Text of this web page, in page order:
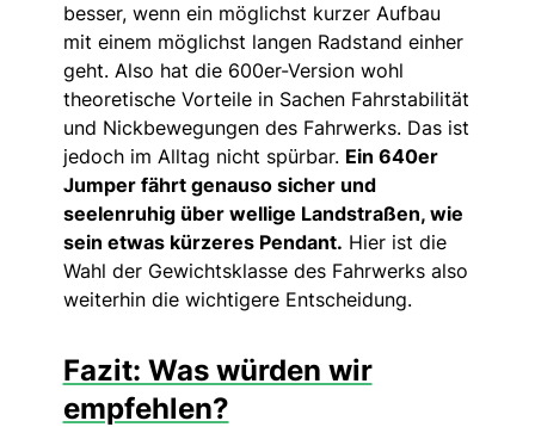
besser, wenn ein möglichst kurzer Aufbau
mit einem möglichst langen Radstand einher
geht. Also hat die 600er-Version wohl
theoretische Vorteile in Sachen Fahrstabilität
und Nickbewegungen des Fahrwerks. Das ist
jedoch im Alltag nicht spürbar. Ein 640er
Jumper fährt genauso sicher und
seelenruhig über wellige Landstraßen, wie
sein etwas kürzeres Pendant. Hier ist die
Wahl der Gewichtsklasse des Fahrwerks also
weiterhin die wichtigere Entscheidung.
Fazit: Was würden wir
empfehlen?